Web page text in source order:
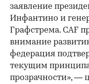
заявление
Инфантино и
Графстрема. CAF
внимание
федерация
текущим
прозрачности», —